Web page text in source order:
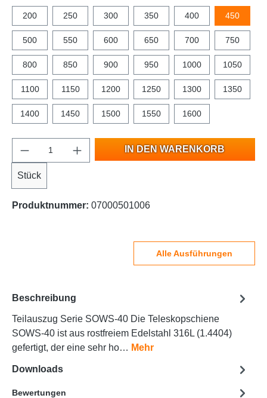
200 250 300 350 400 450
500 550 600 650 700 750
800 850 900 950 1000 1050
1100 1150 1200 1250 1300 1350
1400 1450 1500 1550 1600
Stück
IN DEN WARENKORB
Produktnummer: 07000501006
Alle Ausführungen
Beschreibung
Teilauszug Serie SOWS-40 Die Teleskopschiene
SOWS-40 ist aus rostfreiem Edelstahl 316L (1.4404)
gefertigt, der eine sehr ho… Mehr
Downloads
Bewertungen